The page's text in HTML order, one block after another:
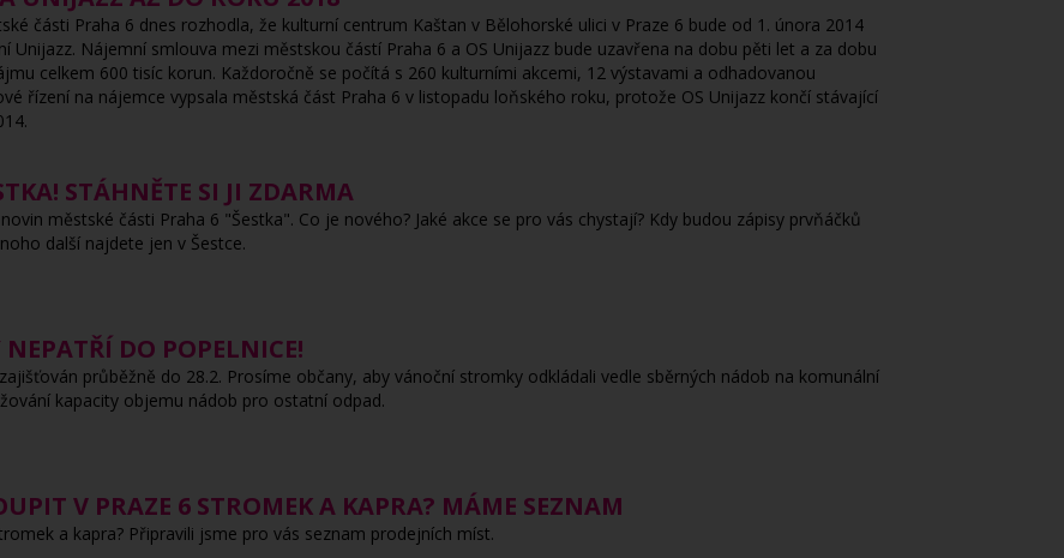
části Praha 6 dnes rozhodla, že kulturní centrum Kaštan v Bělohorské ulici v Praze 6 bude od 1. února 2014
Unijazz. Nájemní smlouva mezi městskou částí Praha 6 a OS Unijazz bude uzavřena na dobu pěti let a za dobu
celkem 600 tisíc korun. Každoročně se počítá s 260 kulturními akcemi, 12 výstavami a odhadovanou
řízení na nájemce vypsala městská část Praha 6 v listopadu loňského roku, protože OS Unijazz končí stávající
STÁHNĚTE SI JI ZDARMA
městské části Praha 6 "Šestka". Co je nového? Jaké akce se pro vás chystají? Kdy budou zápisy prvňáčků
další najdete jen v Šestce.
DO POPELNICE!
průběžně do 28.2. Prosíme občany, aby vánoční stromky odkládali vedle sběrných nádob na komunální
kapacity objemu nádob pro ostatní odpad.
V PRAZE 6 STROMEK A KAPRA? MÁME SEZNAM
a kapra? Připravili jsme pro vás seznam prodejních míst.